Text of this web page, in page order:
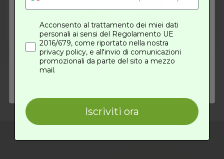
APPROFITTANE ORA
Acconsento al trattamento dei miei dati
personali ai sensi del Regolamento UE
2016/679, come riportato nella nostra
privacy policy, e all'invio di comunicazioni
promozionali da parte del sito a mezzo
mail.
Iscriviti ora